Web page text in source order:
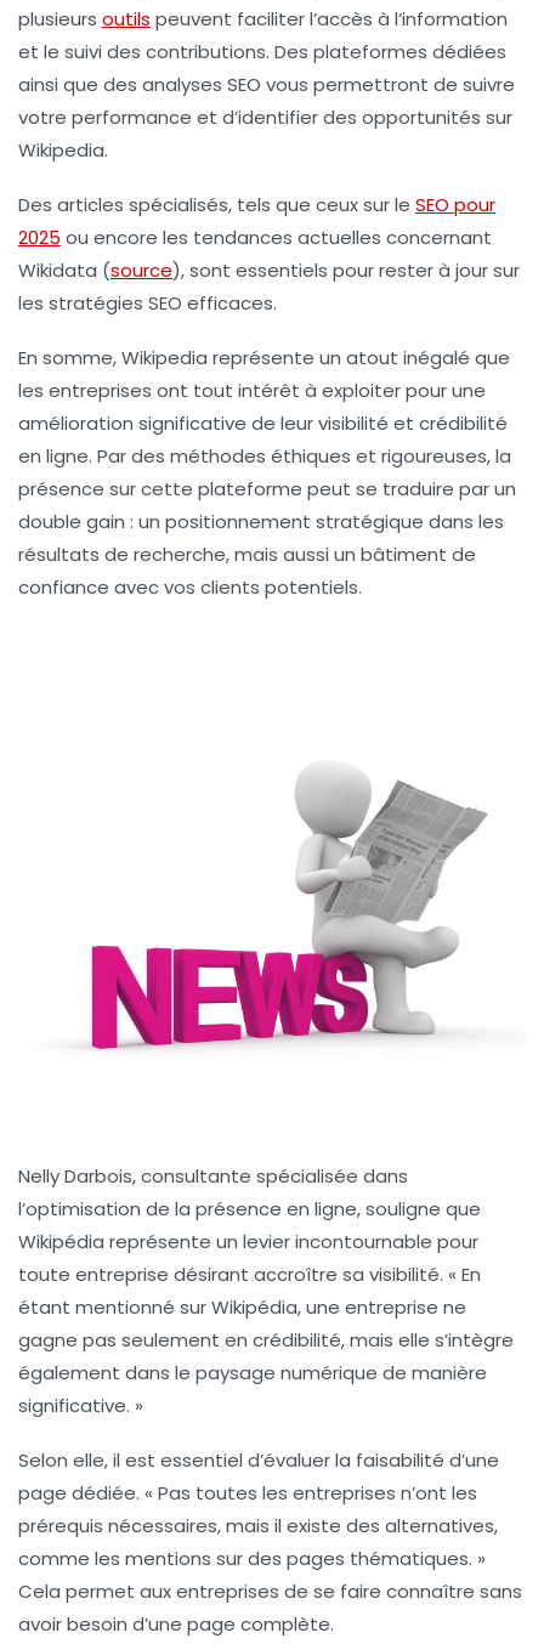
plusieurs outils peuvent faciliter l’accès à l’information
et le suivi des contributions. Des plateformes dédiées
ainsi que des analyses SEO vous permettront de suivre
votre performance et d’identifier des opportunités sur
Wikipedia.
Des articles spécialisés, tels que ceux sur le SEO pour
2025 ou encore les tendances actuelles concernant
Wikidata (source), sont essentiels pour rester à jour sur
les stratégies SEO efficaces.
En somme, Wikipedia représente un atout inégalé que
les entreprises ont tout intérêt à exploiter pour une
amélioration significative de leur visibilité et crédibilité
en ligne. Par des méthodes éthiques et rigoureuses, la
présence sur cette plateforme peut se traduire par un
double gain : un positionnement stratégique dans les
résultats de recherche, mais aussi un bâtiment de
confiance avec vos clients potentiels.
Nelly Darbois, consultante spécialisée dans
l’optimisation de la présence en ligne, souligne que
Wikipédia représente un levier incontournable pour
toute entreprise désirant accroître sa visibilité. « En
étant mentionné sur Wikipédia, une entreprise ne
gagne pas seulement en crédibilité, mais elle s’intègre
également dans le paysage numérique de manière
significative. »
Selon elle, il est essentiel d’évaluer la faisabilité d’une
page dédiée. « Pas toutes les entreprises n’ont les
prérequis nécessaires, mais il existe des alternatives,
comme les mentions sur des pages thématiques. »
Cela permet aux entreprises de se faire connaître sans
avoir besoin d’une page complète.